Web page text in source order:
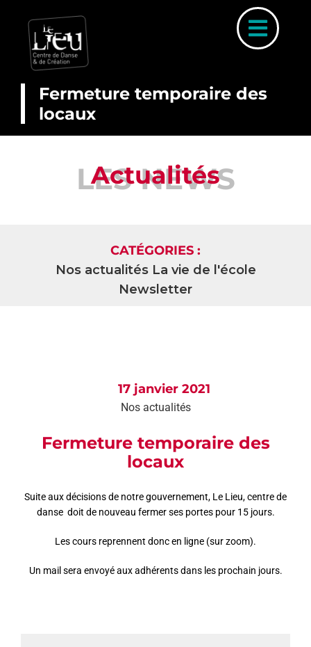
content
Toggle
A
Fermeture temporaire des
locaux
Fermeture temporaire des
locaux
Suite aux décisions de notre gouvernement, Le Lieu, centre de
danse doit de nouveau fermer ses portes pour 15 jours.
Les cours reprennent donc en ligne (sur zoom).
Un mail sera envoyé aux adhérents dans les prochain jours.
17 janvier 2021
Nos actualités
LES NEWS
Actualités
CATÉGORIES :
Nos actualités La vie de l'école
Newsletter